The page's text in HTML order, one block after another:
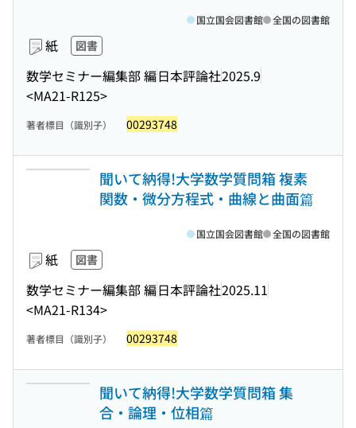
紙 図書
数学セミナー編集部 編日本評論社2025.9
<MA21-R125>
国立国会図書館 全国の図書館
著者標目（識別子） 00293748
聞いて納得!大学数学質問箱 複素
関数・微分方程式・曲線と曲面篇
紙 図書
数学セミナー編集部 編日本評論社2025.11
<MA21-R134>
国立国会図書館 全国の図書館
著者標目（識別子） 00293748
聞いて納得!大学数学質問箱 集
合・論理・位相篇